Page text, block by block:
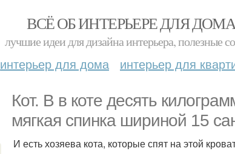
ВСЁ ОБ ИНТЕРЬЕРЕ ДЛЯ
лучшие идеи для дизайна интерьера, полезные
интерьер для дома интерьер для
Кот. В в коте десять
мягкая спинка шириной 15
И есть хозяева кота, которые спят на этой